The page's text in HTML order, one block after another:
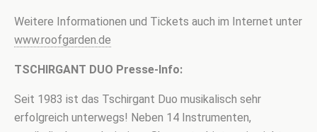
Weitere Informationen und Tickets auch im Internet unter
www.roofgarden.de
TSCHIRGANT DUO Presse-Info:
Seit 1983 ist das Tschirgant Duo musikalisch sehr
erfolgreich unterwegs! Neben 14 Instrumenten,